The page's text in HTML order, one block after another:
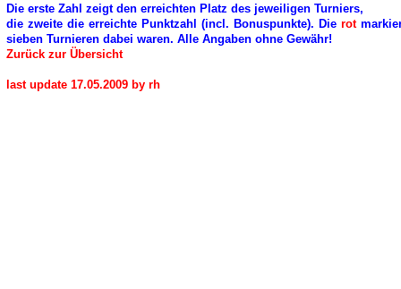
Die erste Zahl zeigt den erreichten Platz des jeweiligen Turniers,
die zweite die erreichte Punktzahl (incl. Bonuspunkte). Die rot
sieben Turnieren dabei waren. Alle Angaben ohne Gewähr!
Zurück zur Übersicht
last update 17.05.2009 by rh